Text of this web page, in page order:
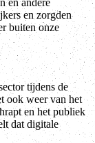
en zorgden
buiten onze
tijdens de
ook weer van het
en het publiek
dat digitale